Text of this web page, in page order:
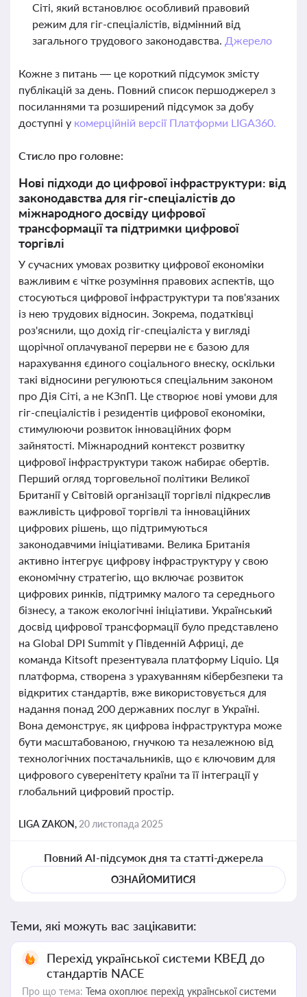
Сіті, який встановлює особливий правовий
режим для гіг-спеціалістів, відмінний від
загального трудового законодавства. Джерело
Кожне з питань — це короткий підсумок змісту
публікацій за день. Повний список першоджерел з
посиланнями та розширений підсумок за добу
доступні у комерційній версії Платформи LIGA360.
Стисло про головне:
Нові підходи до цифрової інфраструктури: від
законодавства для гіг-спеціалістів до
міжнародного досвіду цифрової
трансформації та підтримки цифрової
торгівлі
У сучасних умовах розвитку цифрової економіки
важливим є чітке розуміння правових аспектів, що
стосуються цифрової інфраструктури та пов'язаних
із нею трудових відносин. Зокрема, податківці
роз'яснили, що дохід гіг-спеціаліста у вигляді
щорічної оплачуваної перерви не є базою для
нарахування єдиного соціального внеску, оскільки
такі відносини регулюються спеціальним законом
про Дія Сіті, а не КЗпП. Це створює нові умови для
гіг-спеціалістів і резидентів цифрової економіки,
стимулюючи розвиток інноваційних форм
зайнятості. Міжнародний контекст розвитку
цифрової інфраструктури також набирає обертів.
Перший огляд торговельної політики Великої
Британії у Світовій організації торгівлі підкреслив
важливість цифрової торгівлі та інноваційних
цифрових рішень, що підтримуються
законодавчими ініціативами. Велика Британія
активно інтегрує цифрову інфраструктуру у свою
економічну стратегію, що включає розвиток
цифрових ринків, підтримку малого та середнього
бізнесу, а також екологічні ініціативи. Український
досвід цифрової трансформації було представлено
на Global DPI Summit у Південній Африці, де
команда Kitsoft презентувала платформу Liquio. Ця
платформа, створена з урахуванням кібербезпеки та
відкритих стандартів, вже використовується для
надання понад 200 державних послуг в Україні.
Вона демонструє, як цифрова інфраструктура може
бути масштабованою, гнучкою та незалежною від
технологічних постачальників, що є ключовим для
цифрового суверенітету країни та її інтеграції у
глобальний цифровий простір.
LIGA ZAKON, 20 листопада 2025
Повний AI-підсумок дня та статті-джерела
ОЗНАЙОМИТИСЯ
Теми, які можуть вас зацікавити:
Перехід української системи КВЕД до
стандартів NACE
Про що тема: Тема охоплює перехід української системи